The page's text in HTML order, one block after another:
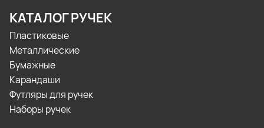
КАТАЛОГ РУЧЕК
Пластиковые
Металлические
Бумажные
Карандаши
Футляры для ручек
Наборы ручек